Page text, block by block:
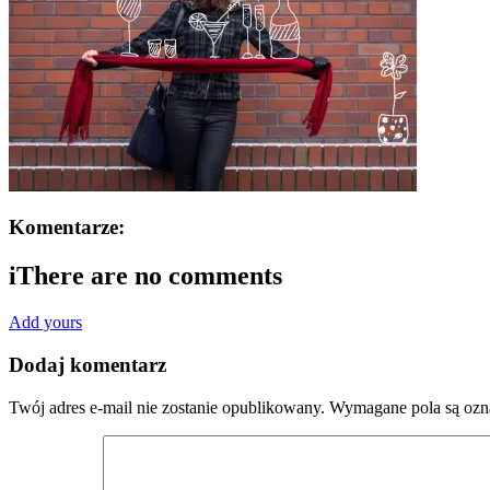
Komentarze:
iThere are no comments
Add yours
Dodaj komentarz
Twój adres e-mail nie zostanie opublikowany. Wymagane pola są